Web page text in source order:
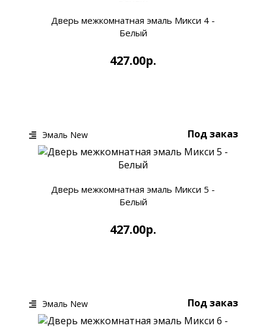
Дверь межкомнатная эмаль Микси 4 -
Белый
427.00р.
Под заказ
Дверь межкомнатная эмаль Микси 5 -
Белый
427.00р.
Эмаль New
Под заказ
Эмаль New